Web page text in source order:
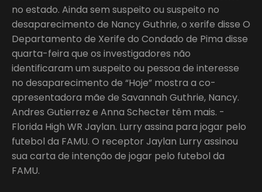
no estado. Ainda sem suspeito ou suspeito no
desaparecimento de Nancy Guthrie, o xerife disse O
Departamento de Xerife do Condado de Pima disse
quarta-feira que os investigadores não
identificaram um suspeito ou pessoa de interesse
no desaparecimento de “Hoje” mostra a co-
apresentadora mãe de Savannah Guthrie, Nancy.
Andres Gutierrez e Anna Schecter têm mais. -
Florida High WR Jaylan. Lurry assina para jogar pelo
futebol da FAMU. O receptor Jaylan Lurry assinou
sua carta de intenção de jogar pelo futebol da
FAMU.